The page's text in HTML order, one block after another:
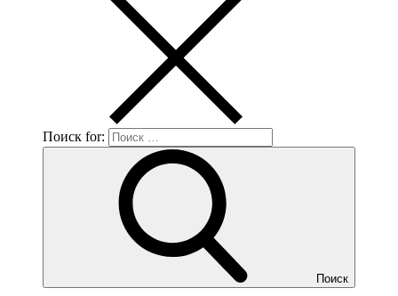
Поиск for:
Поиск